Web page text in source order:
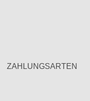
ZAHLUNGSARTEN